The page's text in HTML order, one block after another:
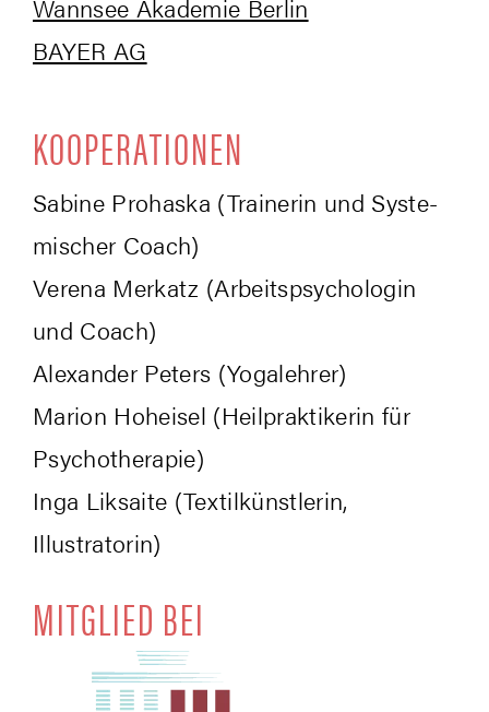
Wann­see Aka­de­mie Berlin
BAY­ER AG
KOOPE­RA­TIO­NEN
Sabi­ne Pro­has­ka (Trai­ne­rin und Sys­te­
mi­scher Coach)
Vere­na Mer­katz (Arbeits­psy­cho­lo­gin
und Coach)
Alex­an­der Peters (Yoga­leh­rer)
Mari­on Hoh­ei­sel (Heil­prak­ti­ke­rin für
Psychotherapie)
Inga Lik­sai­te (Tex­til­künst­le­rin,
Illustratorin)
MIT­GLIED BEI